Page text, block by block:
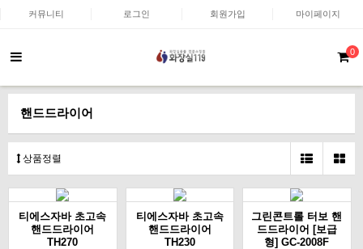
커뮤니티 로그인 회원가입 마이페이지
0
핸드드라이어
상품정렬
티에스자바 초고속
핸드드라이어
TH270
티에스자바 초고속
핸드드라이어
TH230
그린콘트롤 터보 핸
드드라이어 [보급
형] GC-2008F